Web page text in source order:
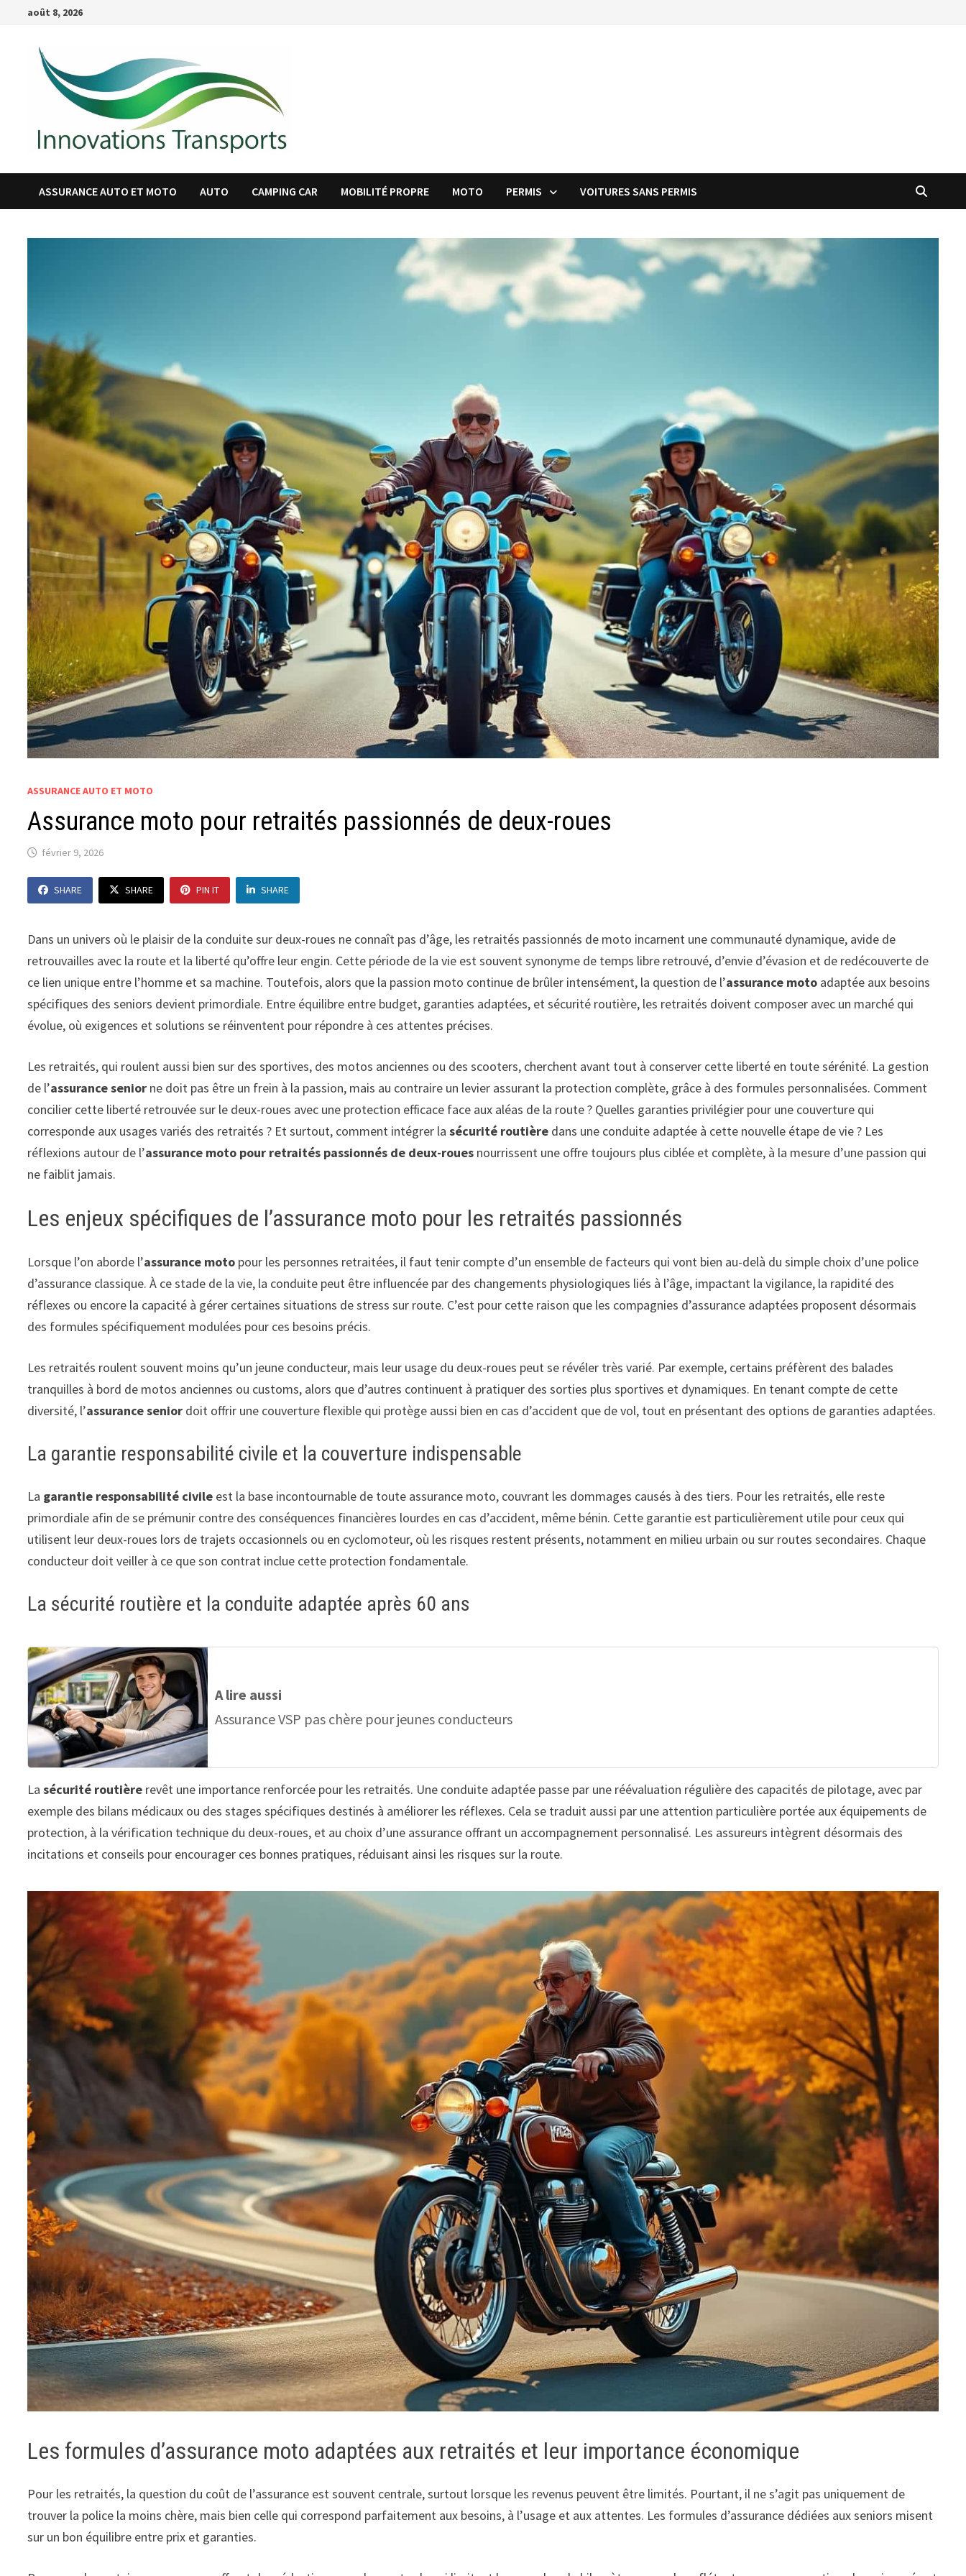
Passer
contenu
août 8, 2026
ASSURANCE AUTO ET MOTO AUTO CAMPING CAR MOBILITÉ PROPRE MOTO PERMIS VOITURES SANS PERMIS
ASSURANCE AUTO ET MOTO
Assurance moto pour retraités passionnés de deux-roues
février 9, 2026
SHARE SHARE PIN IT SHARE
Dans un univers où le plaisir de la conduite sur deux-roues ne connaît pas d’âge, les retraités passionnés de moto incarnent une communauté dynamique, avide de
retrouvailles avec la route et la liberté qu’offre leur engin. Cette période de la vie est souvent synonyme de temps libre retrouvé, d’envie d’évasion et de redécouverte de
ce lien unique entre l’homme et sa machine. Toutefois, alors que la passion moto continue de brûler intensément, la question de l’assurance moto adaptée aux besoins
spécifiques des seniors devient primordiale. Entre équilibre entre budget, garanties adaptées, et sécurité routière, les retraités doivent composer avec un marché qui
évolue, où exigences et solutions se réinventent pour répondre à ces attentes précises.
Les retraités, qui roulent aussi bien sur des sportives, des motos anciennes ou des scooters, cherchent avant tout à conserver cette liberté en toute sérénité. La gestion
de l’assurance senior ne doit pas être un frein à la passion, mais au contraire un levier assurant la protection complète, grâce à des formules personnalisées. Comment
concilier cette liberté retrouvée sur le deux-roues avec une protection efficace face aux aléas de la route ? Quelles garanties privilégier pour une couverture qui
corresponde aux usages variés des retraités ? Et surtout, comment intégrer lasécurité routière dans une conduite adaptée à cette nouvelle étape de vie ? Les
réflexions autour de l’assurance moto pour retraités passionnés de deux-roues nourrissent une offre toujours plus ciblée et complète, à la mesure d’une passion qui
ne faiblit jamais.
Les enjeux spécifiques de l’assurance moto pour les retraités passionnés
Lorsque l’on aborde l’assurance moto pour les personnes retraitées, il faut tenir compte d’un ensemble de facteurs qui vont bien au-delà du simple choix d’une police
d’assurance classique. À ce stade de la vie, la conduite peut être influencée par des changements physiologiques liés à l’âge, impactant la vigilance, la rapidité des
réflexes ou encore la capacité à gérer certaines situations de stress sur route. C’est pour cette raison que les compagnies d’assurance adaptées proposent désormais
des formules spécifiquement modulées pour ces besoins précis.
Les retraités roulent souvent moins qu’un jeune conducteur, mais leur usage du deux-roues peut se révéler très varié. Par exemple, certains préfèrent des balades
tranquilles à bord de motos anciennes ou customs, alors que d’autres continuent à pratiquer des sorties plus sportives et dynamiques. En tenant compte de cette
diversité, l’assurance senior doit offrir une couverture flexible qui protège aussi bien en cas d’accident que de vol, tout en présentant des options de garanties adaptées.
La garantie responsabilité civile et la couverture indispensable
La garantie responsabilité civile est la base incontournable de toute assurance moto, couvrant les dommages causés à des tiers. Pour les retraités, elle reste
primordiale afin de se prémunir contre des conséquences financières lourdes en cas d’accident, même bénin. Cette garantie est particulièrement utile pour ceux qui
utilisent leur deux-roues lors de trajets occasionnels ou en cyclomoteur, où les risques restent présents, notamment en milieu urbain ou sur routes secondaires. Chaque
conducteur doit veiller à ce que son contrat inclue cette protection fondamentale.
La sécurité routière et la conduite adaptée après 60 ans
A lire aussi
Assurance VSP pas chère pour jeunes conducteurs
Lasécurité routière revêt une importance renforcée pour les retraités. Une conduite adaptée passe par une réévaluation régulière des capacités de pilotage, avec par
exemple des bilans médicaux ou des stages spécifiques destinés à améliorer les réflexes. Cela se traduit aussi par une attention particulière portée aux équipements de
protection, à la vérification technique du deux-roues, et au choix d’une assurance offrant un accompagnement personnalisé. Les assureurs intègrent désormais des
incitations et conseils pour encourager ces bonnes pratiques, réduisant ainsi les risques sur la route.
Les formules d’assurance moto adaptées aux retraités et leur importance économique
Pour les retraités, la question du coût de l’assurance est souvent centrale, surtout lorsque les revenus peuvent être limités. Pourtant, il ne s’agit pas uniquement de
trouver la police la moins chère, mais bien celle qui correspond parfaitement aux besoins, à l’usage et aux attentes. Les formules d’assurance dédiées aux seniors misent
sur un bon équilibre entre prix et garanties.